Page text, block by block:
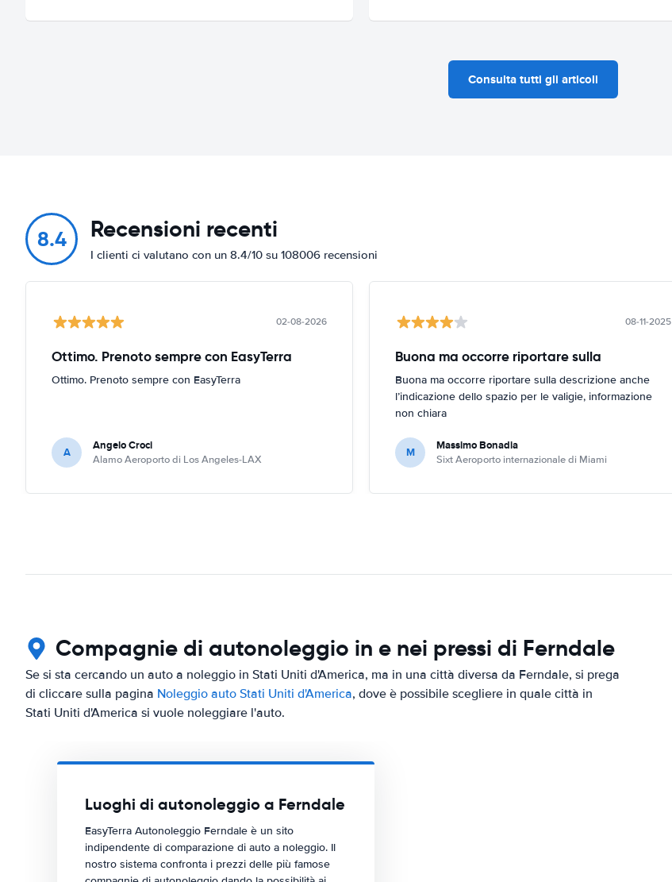
Consulta tutti gli articoli
8.4 Recensioni recenti
I clienti ci valutano con un 8.4/10 su 108006 recensioni
02-08-2026
Ottimo. Prenoto sempre con EasyTerra
Ottimo. Prenoto sempre con EasyTerra
A Angelo Croci
Alamo Aeroporto di Los Angeles-LAX
08-11-2025
Buona ma occorre riportare sulla
Buona ma occorre riportare sulla descrizione anche
l’indicazione dello spazio per le valigie, informazione
non chiara
M Massimo Bonadia
Sixt Aeroporto internazionale di Miami
Compagnie di autonoleggio in e nei pressi di Ferndale
Se si sta cercando un auto a noleggio in Stati Uniti d'America, ma in una città diversa da Ferndale, si prega
di cliccare sulla pagina Noleggio auto Stati Uniti d'America, dove è possibile scegliere in quale città in
Stati Uniti d'America si vuole noleggiare l'auto.
Luoghi di autonoleggio a Ferndale
EasyTerra Autonoleggio Ferndale è un sito
indipendente di comparazione di auto a noleggio. Il
nostro sistema confronta i prezzi delle più famose